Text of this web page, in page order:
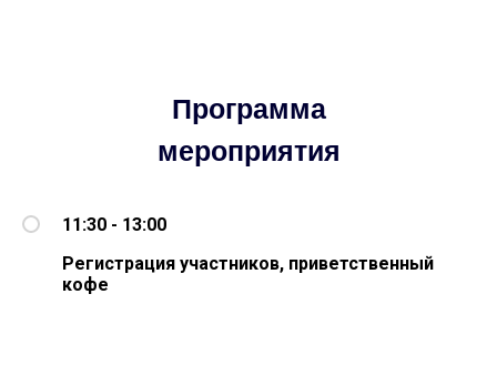
Программа
мероприятия
11:30 - 13:00
Регистрация участников, приветственный
кофе